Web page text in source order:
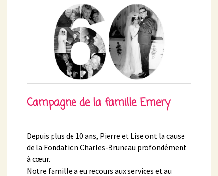
Campagne de la famille Emery
Depuis plus de 10 ans, Pierre et Lise ont la cause
de la Fondation Charles-Bruneau profondément
à cœur.
Notre famille a eu recours aux services et au